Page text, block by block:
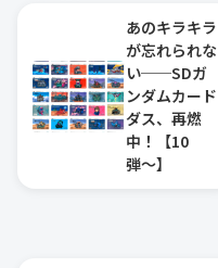
あのキラキラ
が忘れられな
い──SDガ
ンダムカード
ダス、再燃
中！【10
弾〜】